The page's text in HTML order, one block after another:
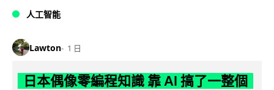
人工智能
Lawton 1 日
日本偶像零編程知識 靠 AI 搞了一整個